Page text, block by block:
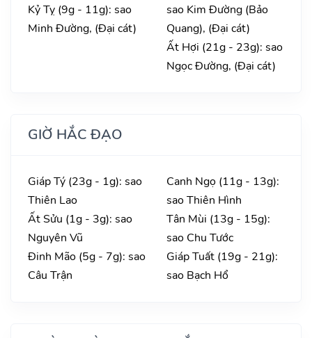
Kỷ Tỵ (9g - 11g): sao
Minh Đường, (Đại cát)
sao Kim Đường (Bảo
Quang), (Đại cát)
Ất Hợi (21g - 23g): sao
Ngọc Đường, (Đại cát)
GIỜ HẮC ĐẠO
Giáp Tý (23g - 1g): sao
Thiên Lao
Ất Sửu (1g - 3g): sao
Nguyên Vũ
Đinh Mão (5g - 7g): sao
Câu Trận
Canh Ngọ (11g - 13g):
sao Thiên Hình
Tân Mùi (13g - 15g):
sao Chu Tước
Giáp Tuất (19g - 21g):
sao Bạch Hổ